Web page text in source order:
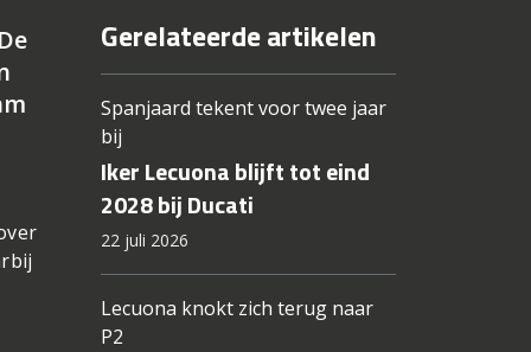
Gerelateerde artikelen
Spanjaard tekent voor twee jaar
bij
Iker Lecuona blijft tot eind
2028 bij Ducati
22 juli 2026
Lecuona knokt zich terug naar
P2